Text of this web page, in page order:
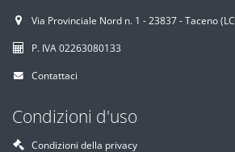
Via Provinciale Nord n. 1 - 23837 - Taceno
P. IVA 02263080133
Contattaci
Condizioni d'uso
Condizioni della privacy